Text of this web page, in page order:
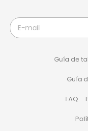
Guía de
Guía
FAQ –